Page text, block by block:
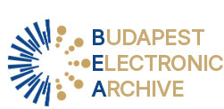
BUDAPEST
ELECTRONIC
ARCHIVE